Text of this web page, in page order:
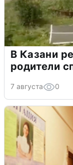
В Казани
родители
7 августа 0